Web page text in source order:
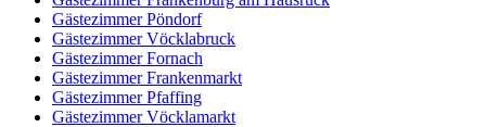
Gästezimmer Pöndorf
Gästezimmer Vöcklabruck
Gästezimmer Fornach
Gästezimmer Frankenmarkt
Gästezimmer Pfaffing
Gästezimmer Vöcklamarkt